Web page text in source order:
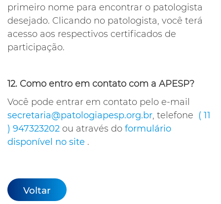
primeiro nome para encontrar o patologista
desejado. Clicando no patologista, você terá
acesso aos respectivos certificados de
participação.
12. Como entro em contato com a APESP?
Você pode entrar em contato pelo e-mail
secretaria@patologiapesp.org.br, telefone ( 11
) 947323202 ou através do formulário
disponível no site .
Voltar